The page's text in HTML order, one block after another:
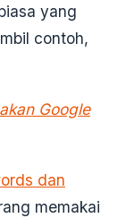
yang
contoh,
Google
dan
memakai